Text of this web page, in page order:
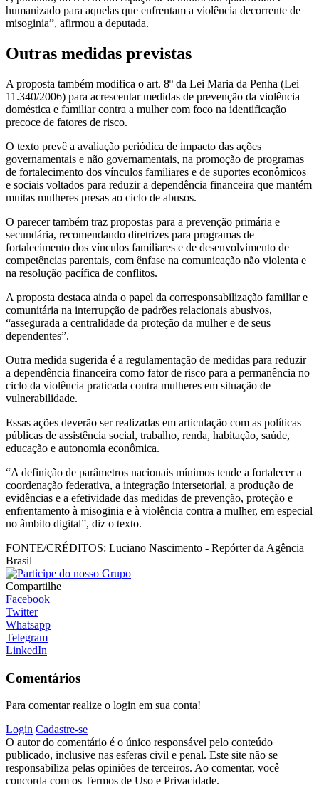
humanizado para aquelas que enfrentam a violência decorrente de
misoginia”, afirmou a deputada.
Outras medidas previstas
A proposta também modifica o art. 8º da Lei Maria da Penha (Lei
11.340/2006) para acrescentar medidas de prevenção da violência
doméstica e familiar contra a mulher com foco na identificação
precoce de fatores de risco.
O texto prevê a avaliação periódica de impacto das ações
governamentais e não governamentais, na promoção de programas
de fortalecimento dos vínculos familiares e de suportes econômicos
e sociais voltados para reduzir a dependência financeira que mantém
muitas mulheres presas ao ciclo de abusos.
O parecer também traz propostas para a prevenção primária e
secundária, recomendando diretrizes para programas de
fortalecimento dos vínculos familiares e de desenvolvimento de
competências parentais, com ênfase na comunicação não violenta e
na resolução pacífica de conflitos.
A proposta destaca ainda o papel da corresponsabilização familiar e
comunitária na interrupção de padrões relacionais abusivos,
“assegurada a centralidade da proteção da mulher e de seus
dependentes”.
Outra medida sugerida é a regulamentação de medidas para reduzir
a dependência financeira como fator de risco para a permanência no
ciclo da violência praticada contra mulheres em situação de
vulnerabilidade.
Essas ações deverão ser realizadas em articulação com as políticas
públicas de assistência social, trabalho, renda, habitação, saúde,
educação e autonomia econômica.
“A definição de parâmetros nacionais mínimos tende a fortalecer a
coordenação federativa, a integração intersetorial, a produção de
evidências e a efetividade das medidas de prevenção, proteção e
enfrentamento à misoginia e à violência contra a mulher, em especial
no âmbito digital”, diz o texto.
FONTE/CRÉDITOS: Luciano Nascimento - Repórter da Agência
Brasil
Compartilhe
Facebook
Twitter
Whatsapp
Telegram
LinkedIn
Comentários
Para comentar realize o login em sua conta!
Login Cadastre-se
O autor do comentário é o único responsável pelo conteúdo
publicado, inclusive nas esferas civil e penal. Este site não se
responsabiliza pelas opiniões de terceiros. Ao comentar, você
concorda com os Termos de Uso e Privacidade.